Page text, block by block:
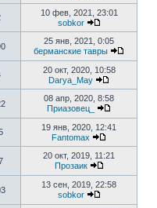
10 фев, 2021, 23:01
sobkor
25 янв, 2021, 0:05
берманские тавры
20 окт, 2020, 10:58
Darya_May
08 апр, 2020, 8:58
Приазовец_
19 янв, 2020, 12:41
Fantomax
20 окт, 2019, 11:21
Прозаик
13 сен, 2019, 22:58
sobkor